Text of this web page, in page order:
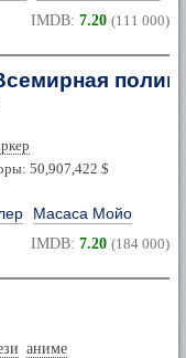
IMDB: 7.20 (111 000)
50,907,422 $
Масаса Мойо
IMDB: 7.20 (184 000)
аниме